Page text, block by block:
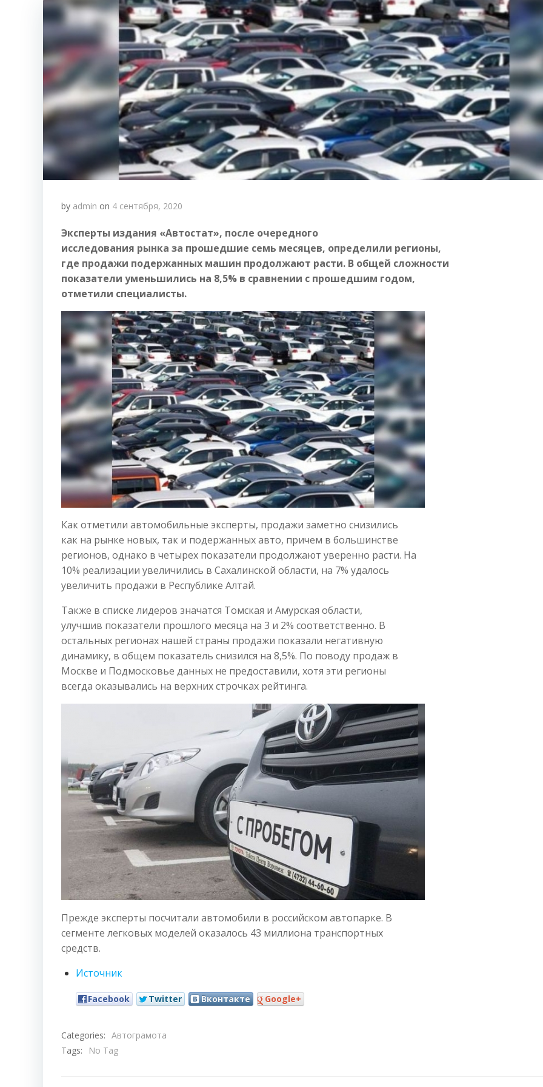
by admin on 4 сентября, 2020
Эксперты издания «Автостат», после очередного
исследования рынка за прошедшие семь месяцев, определили регионы,
где продажи подержанных машин продолжают расти. В общей сложности
показатели уменьшились на 8,5% в сравнении с прошедшим годом,
отметили специалисты.
Как отметили автомобильные эксперты, продажи заметно снизились
как на рынке новых, так и подержанных авто, причем в большинстве
регионов, однако в четырех показатели продолжают уверенно расти. На
10% реализации увеличились в Сахалинской области, на 7% удалось
увеличить продажи в Республике Алтай.
Также в списке лидеров значатся Томская и Амурская области,
улучшив показатели прошлого месяца на 3 и 2% соответственно. В
остальных регионах нашей страны продажи показали негативную
динамику, в общем показатель снизился на 8,5%. По поводу продаж в
Москве и Подмосковье данных не предоставили, хотя эти регионы
всегда оказывались на верхних строчках рейтинга.
Прежде эксперты посчитали автомобили в российском автопарке. В
сегменте легковых моделей оказалось 43 миллиона транспортных
средств.
Источник
Facebook Twitter Вконтакте Google+
Categories: Автограмота
Tags:
No Tag